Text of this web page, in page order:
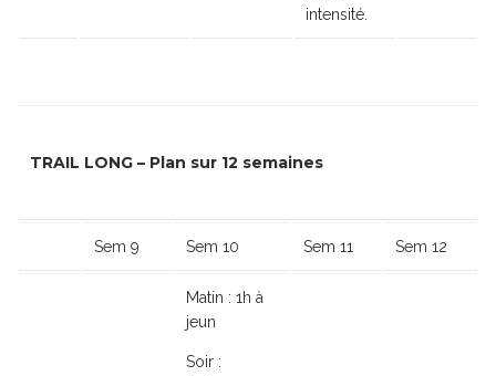
intensité.
TRAIL LONG – Plan sur 12 semaines
Sem 9 Sem 10 Sem 11 Sem 12
Matin : 1h à
jeun
Soir :